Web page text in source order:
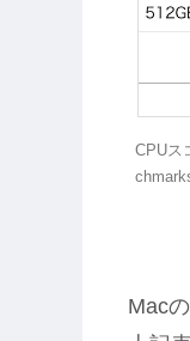
CPUス
Mac